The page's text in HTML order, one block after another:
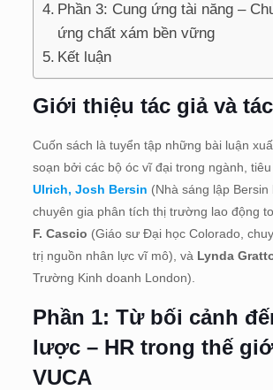
Phần 3: Cung ứng tài năng –
ứng chất xám bền vững
Kết luận
Giới thiệu tác giả và
Cuốn sách là tuyển tập những bài luận
soạn bởi các bộ óc vĩ đại trong ngành,
Ulrich, Josh Bersin (Nhà sáng lập Bersin
chuyên gia phân tích thị trường lao động
F. Cascio (Giáo sư Đại học Colorado,
trị nguồn nhân lực vĩ mô), và Lynda
Trường Kinh doanh London).
Phần 1: Từ bối cảnh
lược – HR trong thế
VUCA